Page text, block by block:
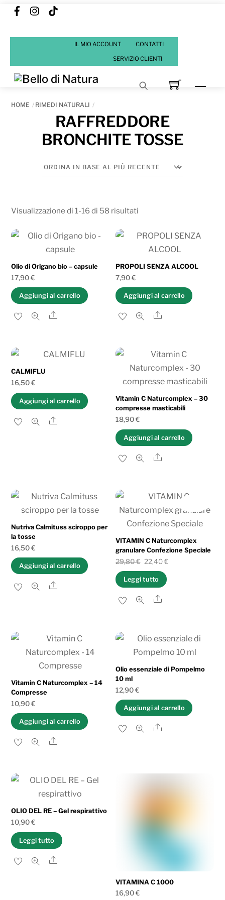
Skip
content
FacebookInstagram
IL MIO ACCOUNT CONTATTI
SERVIZIO CLIENTI
HOME RIMEDI NATURALI
RAFFREDDORE
BRONCHITE TOSSE
Visualizzazione di 1-16 di 58 risultati
base
più
Olio di Origano bio – capsule
17,90€
Aggiungi al carrello
Share
PROPOLI SENZA ALCOOL
7,90€
Aggiungi al carrello
Share
CALMIFLU
16,50€
Aggiungi al carrello
Share
Vitamin C Naturcomplex – 30
compresse masticabili
18,90€
Aggiungi al carrello
Share
Nutriva Calmituss sciroppo per
la tosse
16,50€
Aggiungi al carrello
Share
VITAMIN C Naturcomplex
granulare Confezione Speciale
29,80€ Il
prezzo
originale
era:
22,40€Il
Leggi tutto
Share
Vitamin C Naturcomplex – 14
Compresse
10,90€
Aggiungi al carrello
Share
Olio essenziale di Pompelmo
10 ml
12,90€
Aggiungi al carrello
Share
OLIO DEL RE – Gel respirattivo
10,90€
Leggi tutto
Share
VITAMINA C 1000
16,90€